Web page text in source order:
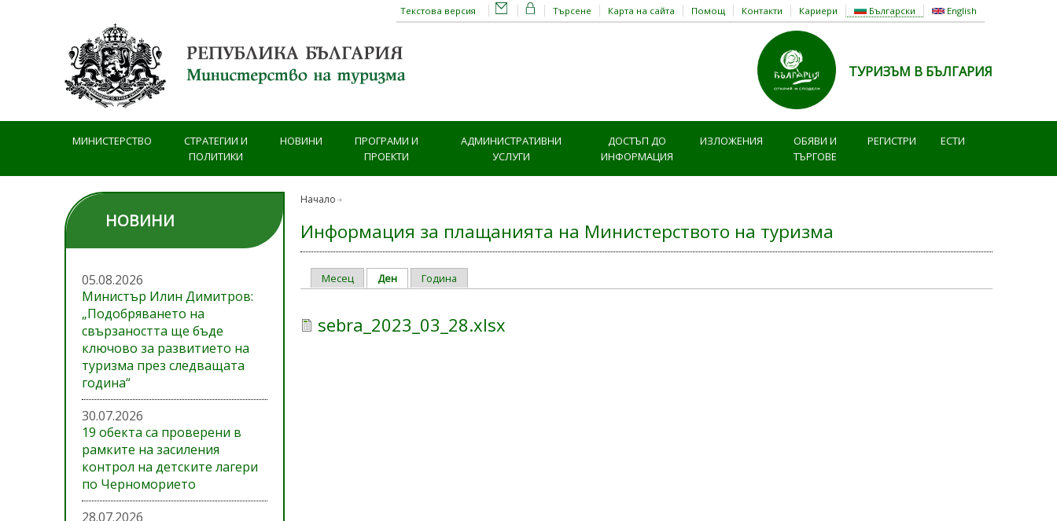
Български English
Търсене Карта на сайта Помощ Контакти Кариери
Текстова версия
ТУРИЗЪМ В БЪЛГАРИЯ
МИНИСТЕРСТВО
СТРАТЕГИИ И
ПОЛИТИКИ
НОВИНИ
ПРОГРАМИ И
ПРОЕКТИ
АДМИНИСТРАТИВНИ
УСЛУГИ
ДОСТЪП ДО
ИНФОРМАЦИЯ
ИЗЛОЖЕНИЯ
ОБЯВИ И
ТЪРГОВЕ
РЕГИСТРИ ЕСТИ
НОВИНИ
05.08.2026
Министър Илин Димитров:
„Подобряването на
свързаността ще бъде
ключово за развитието на
туризма през следващата
година“
30.07.2026
19 обекта са проверени в
рамките на засиления
контрол на детските лагери
по Черноморието
28.07.2026
Начало
Информация за плащанията на Министерството на туризма
Primary tabs
Месец Ден (активен раздел)
Година
sebra_2023_03_28.xlsx